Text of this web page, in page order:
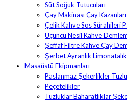
Süt Soğuk Tutucuları
Çay Makinası Çay
Çelik Kahve Sos Sürahileri
Üçüncü Nesil Kahve
Şeffaf Filtre Kahve Çay
Şerbet Ayranlık
Masaüstü Ekipmanları
Paslanmaz Şekerlikler
Peçetelikler
Tuzluklar Baharatlıklar